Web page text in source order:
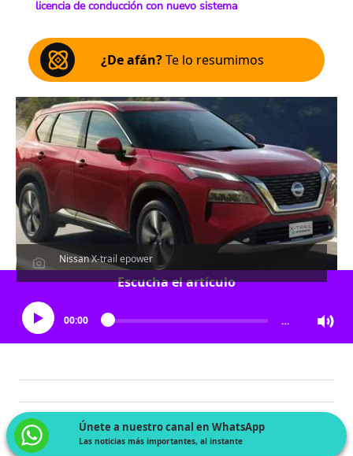
licencia de conducción con nuevo sistema
¿De afán?Te lo resumimos
Nissan X-trail epower
Escucha el artículo
00:00 …
Únete a nuestro canal en WhatsApp
Las noticias más importantes, al instante